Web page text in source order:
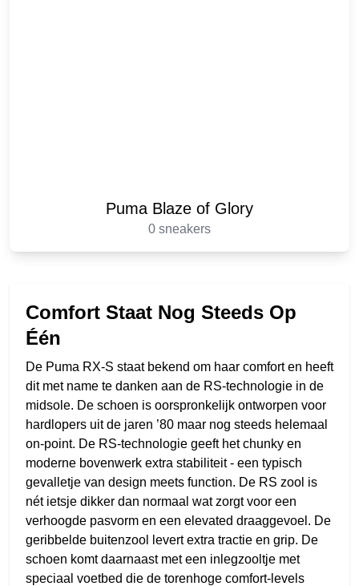
Puma Blaze of Glory
0 sneakers
Comfort Staat Nog Steeds Op
Één
De Puma RX-S staat bekend om haar comfort en heeft
dit met name te danken aan de RS-technologie in de
midsole. De schoen is oorspronkelijk ontworpen voor
hardlopers uit de jaren ’80 maar nog steeds helemaal
on-point. De RS-technologie geeft het chunky en
moderne bovenwerk extra stabiliteit - een typisch
gevalletje van design meets function. De RS zool is
nét ietsje dikker dan normaal wat zorgt voor een
verhoogde pasvorm en een elevated draaggevoel. De
geribbelde buitenzool levert extra tractie en grip. De
schoen komt daarnaast met een inlegzooltje met
speciaal voetbed die de torenhoge comfort-levels